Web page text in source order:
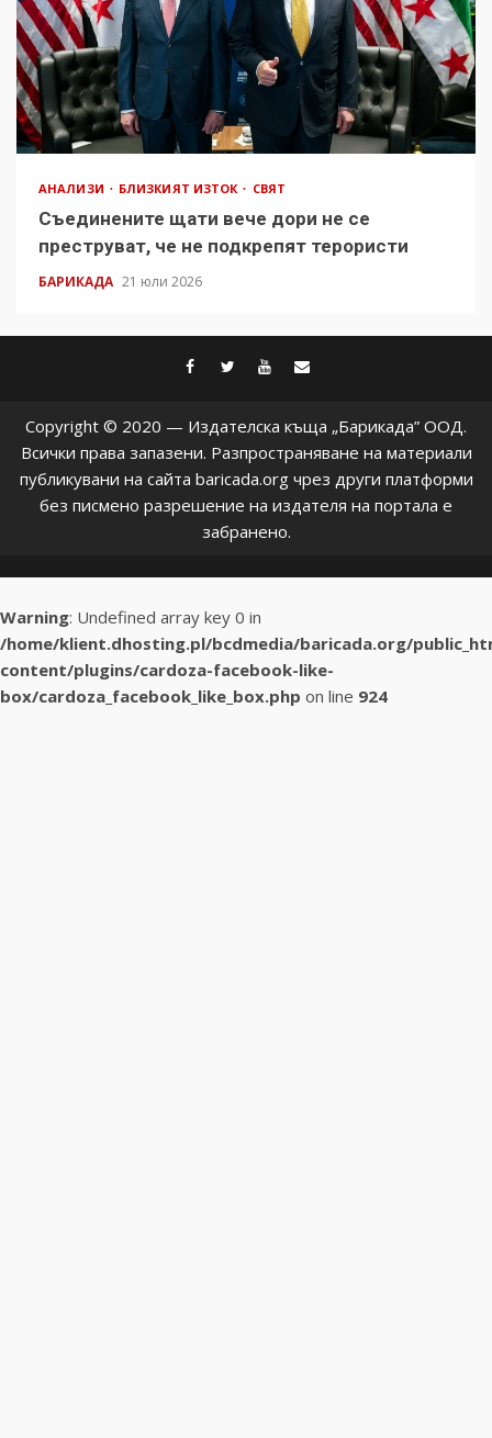
АНАЛИЗИ БЛИЗКИЯТ ИЗТОК СВЯТ
Съединените щати вече дори не се
преструват, че не подкрепят терористи
БАРИКАДА 21 юли 2026
facebook
twitter
youtube
Copyright © 2020 — Издателска къща „Барикада” ООД.
Всички права запазени. Разпространяване на материали
публикувани на сайта baricada.org чрез други платформи
без писмено разрешение на издателя на портала е
забранено.
Warning: Undefined array key 0 in
/home/klient.dhosting.pl/bcdmedia/baricada.org/
content/plugins/cardoza-facebook-like-
box/cardoza_facebook_like_box.php on line 924